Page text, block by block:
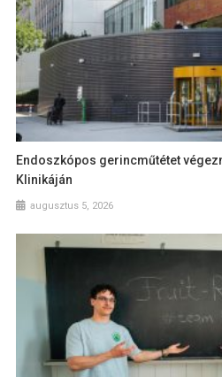
Endoszkópos gerincműtétet
Klinikáján
augusztus 5, 2026